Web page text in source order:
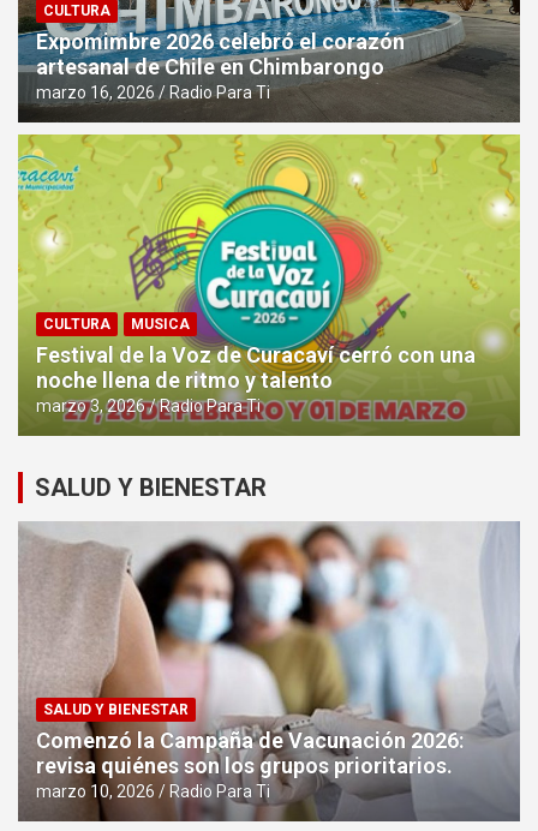
CULTURA
Expomimbre 2026 celebró el corazón
artesanal de Chile en Chimbarongo
marzo 16, 2026 Radio Para Ti
CULTURA MUSICA
Festival de la Voz de Curacaví cerró con una
noche llena de ritmo y talento
marzo 3, 2026 Radio Para Ti
SALUD Y BIENESTAR
SALUD Y BIENESTAR
Comenzó la Campaña de Vacunación 2026:
revisa quiénes son los grupos prioritarios.
marzo 10, 2026 Radio Para Ti